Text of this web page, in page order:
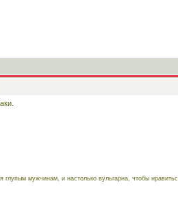
мужчинам, и настолько вульгарна, чтобы